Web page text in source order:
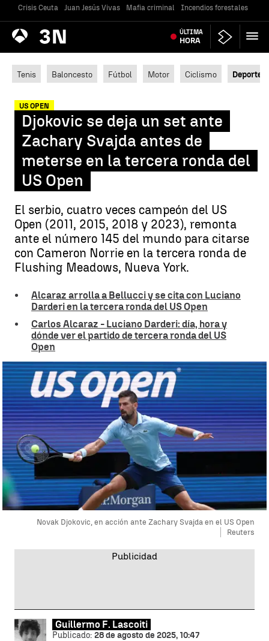
Crisis Ceuta Juan Jesús Vivas Mafia criminal Incendios forestales
Antena
3 Noticias ÚLTIMA
HORA
Tenis Baloncesto Fútbol Motor Ciclismo Deportes
US OPEN
Djokovic se deja un set ante
Zachary Svajda antes de
meterse en la tercera ronda del
US Open
El serbio, cuatro veces campeón del US
Open (2011, 2015, 2018 y 2023), remonta
ante el número 145 del mundo para citarse
con Cameron Norrie en la tercera ronda de
Flushing Meadows, Nueva York.
Alcaraz arrolla a Bellucci y se cita con Luciano
Darderi en la tercera ronda del US Open
Carlos Alcaraz - Luciano Darderi: día, hora y
dónde ver el partido de tercera ronda del US
Open
Novak Djokovic, en acción ante Zachary Svajda en el US Open
Reuters
Guillermo F. Lascoiti
Publicado: 28 de agosto de 2025, 10:47